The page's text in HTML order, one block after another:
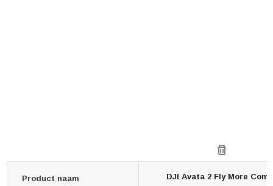
Product naam DJI Avata 2 Fly More